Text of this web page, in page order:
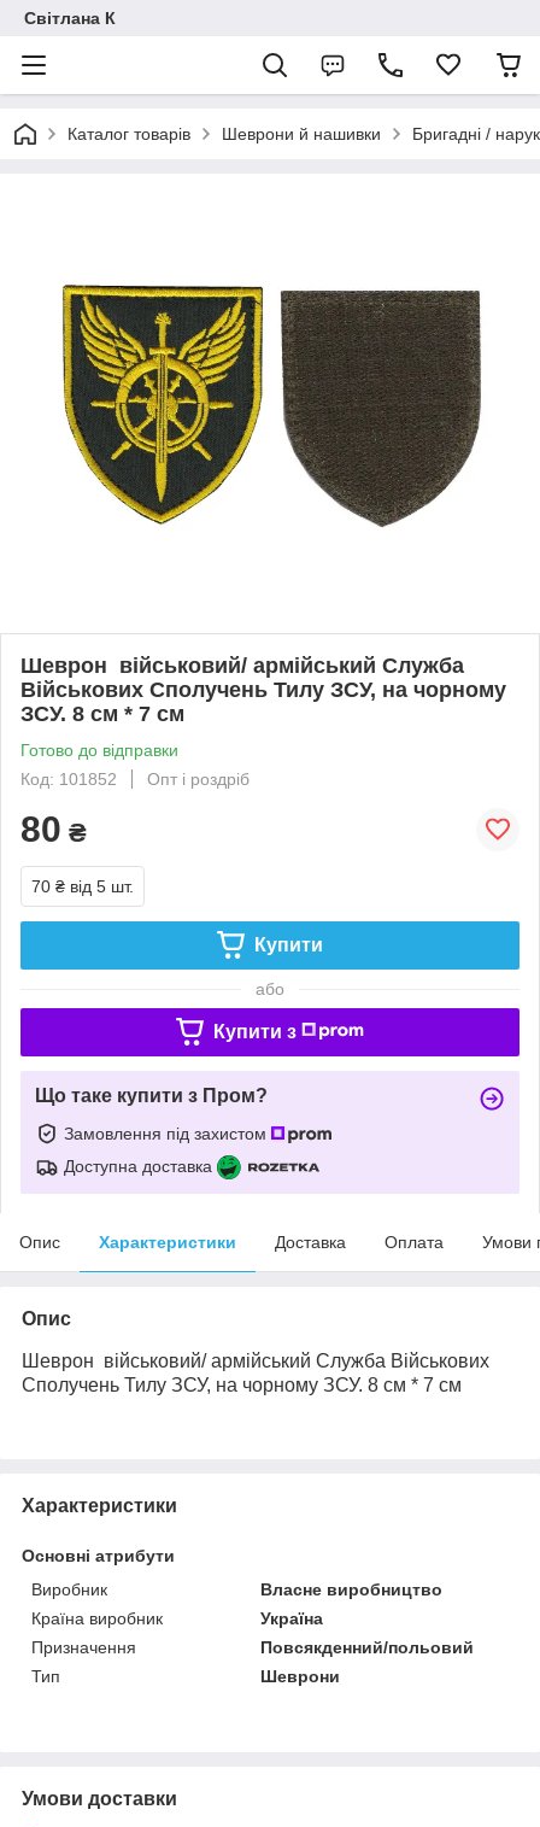
Світлана К
Каталог товарів Шеврони й нашивки Бригадні /
Шеврон військовий/ армійський Служба
Військових Сполучень Тилу ЗСУ, на чорному
ЗСУ. 8 см * 7 см
Готово до відправки
Код: 101852
Опт і роздріб
80 ₴
70 ₴ від 5 шт.
Купити
або
Купити з
Що таке купити з Пром?
Замовлення під захистом
Доступна доставка
Опис Характеристики Доставка Оплата Умови
Опис
Шеврон військовий/ армійський Служба Військових
Сполучень Тилу ЗСУ, на чорному ЗСУ. 8 см * 7 см
Характеристики
Основні атрибути
Виробник
Власне виробництво
Країна виробник
Україна
Призначення
Повсякденний/польовий
Тип
Шеврони
Умови доставки